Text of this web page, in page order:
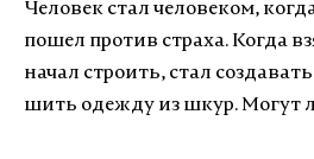
Человек стал человеком,
пошел против страха. Когда
начал строить, стал
шить одежду из шкур. Могут